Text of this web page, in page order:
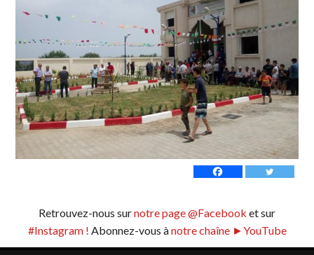
Retrouvez-nous surnotre page @Facebook et sur
#Instagram ! Abonnez-vous ànotre chaîne ►YouTube